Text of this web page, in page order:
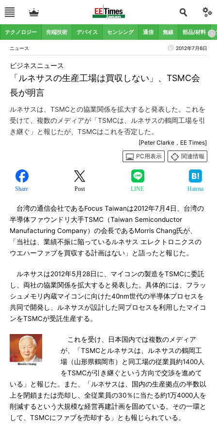
テクノロジー 先端技術 デバイス センシング 通信 無線 部品/材料
ニュース 2012年7月6日
「ルネサスの生産工場は買収しない」、TSMC会
長が明言
ビジネスニュース
ルネサスは、TSMCとの協業関係を拡大すると発表した。これを
受けて、複数のメディアが「TSMCは、ルネサスの鶴岡工場を引
き継ぐ」と報じたが、TSMCはこれを否定した。
[Peter Clarke，EE Times]
PC用表示
関連情報
Share Post LINE Hatena
台湾の通信会社であるFocus Taiwanは2012年7月4日、台湾の
半導体ファウンドリ大手TSMC（Taiwan Semiconductor
Manufacturing Company）の会長であるMorris Chang氏が、
「当社は、業績不振に陥っているルネサス エレクトロニクスの
ウエハーファブを買収する計画はない」と語ったと報じた。
ルネサスは2012年5月28日に、マイコンの製造をTSMCに委託
し、両社の協業関係を拡大すると発表した。具体的には、フラッ
シュメモリ内蔵マイコンに向けた40nm世代の半導体プロセスを
共同で開発し、ルネサスが設計した同プロセスを利用したマイコ
ンをTSMCが受託生産する。
これを受け、日本国内では複数のメディア
が、「TSMCとルネサスは、ルネサスの鶴岡工
場（山形県鶴岡市）と同工場の従業員約1400人
をTSMCが引き継ぐという方向で交渉を進めて
いる」と報じた。また、「ルネサスは、国内の生産拠点の半数以
上を閉鎖または売却し、全従業員の30％に当たる約1万4000人を
削減するという大規模な経営再建計画を固めている。その一環と
して、TSMCにファブを売却する」とも報じられている。